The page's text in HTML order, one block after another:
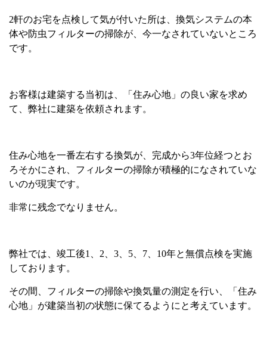
2軒のお宅を点検して気が付いた所は、換気システムの本
体や防虫フィルターの掃除が、今一なされていないところ
です。
お客様は建築する当初は、「住み心地」の良い家を求め
て、弊社に建築を依頼されます。
住み心地を一番左右する換気が、完成から3年位経つとお
ろそかにされ、フィルターの掃除が積極的になされていな
いのが現実です。
非常に残念でなりません。
弊社では、竣工後1 2 3 5 7 10年と無償点検を実施
しております。
その間、フィルターの掃除や換気量の測定を行い、「住み
心地」が建築当初の状態に保てるようにと考えています。